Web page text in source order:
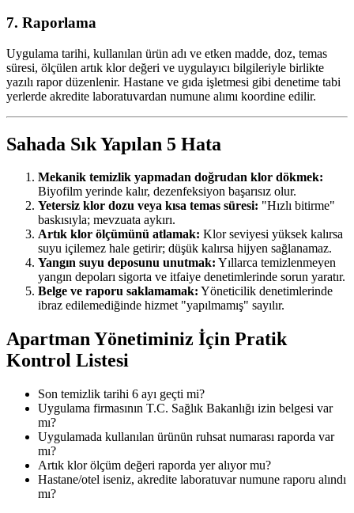
7. Raporlama
Uygulama tarihi, kullanılan ürün adı ve etken madde, doz, temas
süresi, ölçülen artık klor değeri ve uygulayıcı bilgileriyle birlikte
yazılı rapor düzenlenir. Hastane ve gıda işletmesi gibi denetime tabi
yerlerde akredite laboratuvardan numune alımı koordine edilir.
Sahada Sık Yapılan 5 Hata
Mekanik temizlik yapmadan doğrudan klor dökmek:
Biyofilm yerinde kalır, dezenfeksiyon başarısız olur.
Yetersiz klor dozu veya kısa temas süresi: "Hızlı bitirme"
baskısıyla; mevzuata aykırı.
Artık klor ölçümünü atlamak: Klor seviyesi yüksek kalırsa
suyu içilemez hale getirir; düşük kalırsa hijyen sağlanamaz.
Yangın suyu deposunu unutmak: Yıllarca temizlenmeyen
yangın depoları sigorta ve itfaiye denetimlerinde sorun yaratır.
Belge ve raporu saklamamak: Yöneticilik denetimlerinde
ibraz edilemediğinde hizmet "yapılmamış" sayılır.
Apartman Yönetiminiz İçin Pratik
Kontrol Listesi
Son temizlik tarihi 6 ayı geçti mi?
Uygulama firmasının T.C. Sağlık Bakanlığı izin belgesi var
mı?
Uygulamada kullanılan ürünün ruhsat numarası raporda var
mı?
Artık klor ölçüm değeri raporda yer alıyor mu?
Hastane/otel iseniz, akredite laboratuvar numune raporu alındı
mı?